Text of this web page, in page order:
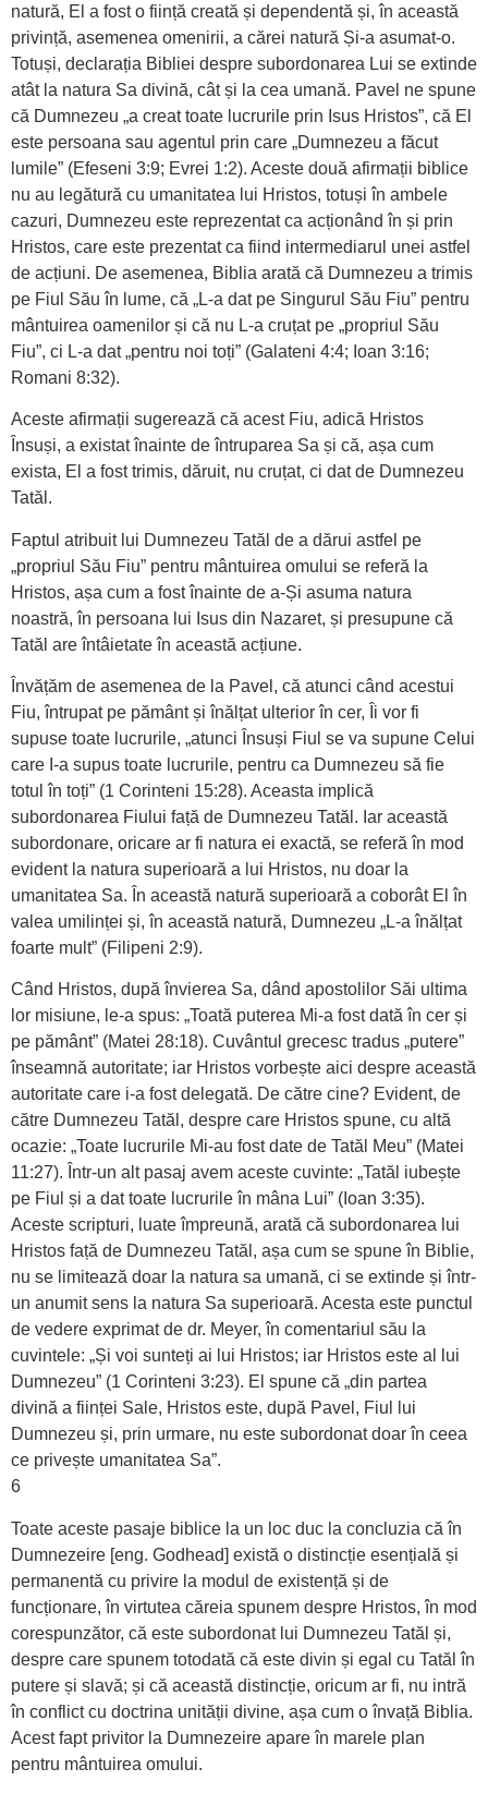
natură, El a fost o ființă creată și dependentă și, în această
privință, asemenea omenirii, a cărei natură Și-a asumat-o.
Totuși, declarația Bibliei despre subordonarea Lui se extinde
atât la natura Sa divină, cât și la cea umană. Pavel ne spune
că Dumnezeu „a creat toate lucrurile prin Isus Hristos”, că El
este persoana sau agentul prin care „Dumnezeu a făcut
lumile” (Efeseni 3:9; Evrei 1:2). Aceste două afirmații biblice
nu au legătură cu umanitatea lui Hristos, totuși în ambele
cazuri, Dumnezeu este reprezentat ca acționând în și prin
Hristos, care este prezentat ca fiind intermediarul unei astfel
de acțiuni. De asemenea, Biblia arată că Dumnezeu a trimis
pe Fiul Său în lume, că „L-a dat pe Singurul Său Fiu” pentru
mântuirea oamenilor și că nu L-a cruțat pe „propriul Său
Fiu”, ci L-a dat „pentru noi toți” (Galateni 4:4; Ioan 3:16;
Romani 8:32).
Aceste afirmații sugerează că acest Fiu, adică Hristos
Însuși, a existat înainte de întruparea Sa și că, așa cum
exista, El a fost trimis, dăruit, nu cruțat, ci dat de Dumnezeu
Tatăl.
Faptul atribuit lui Dumnezeu Tatăl de a dărui astfel pe
„propriul Său Fiu” pentru mântuirea omului se referă la
Hristos, așa cum a fost înainte de a-Și asuma natura
noastră, în persoana lui Isus din Nazaret, și presupune că
Tatăl are întâietate în această acțiune.
Învățăm de asemenea de la Pavel, că atunci când acestui
Fiu, întrupat pe pământ și înălțat ulterior în cer, Îi vor fi
supuse toate lucrurile, „atunci Însuși Fiul se va supune Celui
care I-a supus toate lucrurile, pentru ca Dumnezeu să fie
totul în toți” (1 Corinteni 15:28). Aceasta implică
subordonarea Fiului față de Dumnezeu Tatăl. Iar această
subordonare, oricare ar fi natura ei exactă, se referă în mod
evident la natura superioară a lui Hristos, nu doar la
umanitatea Sa. În această natură superioară a coborât El în
valea umilinței și, în această natură, Dumnezeu „L-a înălțat
foarte mult” (Filipeni 2:9).
Când Hristos, după învierea Sa, dând apostolilor Săi ultima
lor misiune, le-a spus: „Toată puterea Mi-a fost dată în cer și
pe pământ” (Matei 28:18). Cuvântul grecesc tradus „putere”
înseamnă autoritate; iar Hristos vorbește aici despre această
autoritate care i-a fost delegată. De către cine? Evident, de
către Dumnezeu Tatăl, despre care Hristos spune, cu altă
ocazie: „Toate lucrurile Mi-au fost date de Tatăl Meu” (Matei
11:27). Într-un alt pasaj avem aceste cuvinte: „Tatăl iubește
pe Fiul și a dat toate lucrurile în mâna Lui” (Ioan 3:35).
Aceste scripturi, luate împreună, arată că su­bordonarea lui
Hristos față de Dumnezeu Tatăl, așa cum se spune în Biblie,
nu se limitează doar la natura sa umană, ci se extinde și într-
un anumit sens la natura Sa superioară. Acesta este punctul
de vedere exprimat de dr. Meyer, în comentariul său la
cuvintele: „Și voi sunteți ai lui Hristos; iar Hristos este al lui
Dumnezeu” (1 Corinteni 3:23). El spune că „din partea
divină a ființei Sale, Hristos este, după Pavel, Fiul lui
Dumnezeu și, prin urmare, nu este subordonat doar în ceea
ce privește umanitatea Sa”.
6
Toate aceste pasaje biblice la un loc duc la concluzia că în
Dumnezeire [eng. Godhead] există o distincție esențială și
permanentă cu privire la modul de existență și de
funcționare, în virtutea căreia spunem despre Hristos, în mod
corespunzător, că este subordonat lui Dumnezeu Tatăl și,
despre care spunem totodată că este divin și egal cu Tatăl în
putere și slavă; și că această distincție, oricum ar fi, nu intră
în conflict cu doctrina unității divine, așa cum o învață Biblia.
Acest fapt privitor la Dumnezeire apare în marele plan
pentru mântuirea omului.